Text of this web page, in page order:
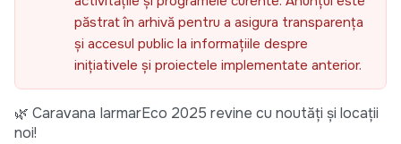
păstrat în arhivă pentru a asigura transparența
și accesul public la informațiile despre
inițiativele și proiectele implementate anterior.
🌿 Caravana IarmarEco 2025 revine cu noutăți și locații
noi!